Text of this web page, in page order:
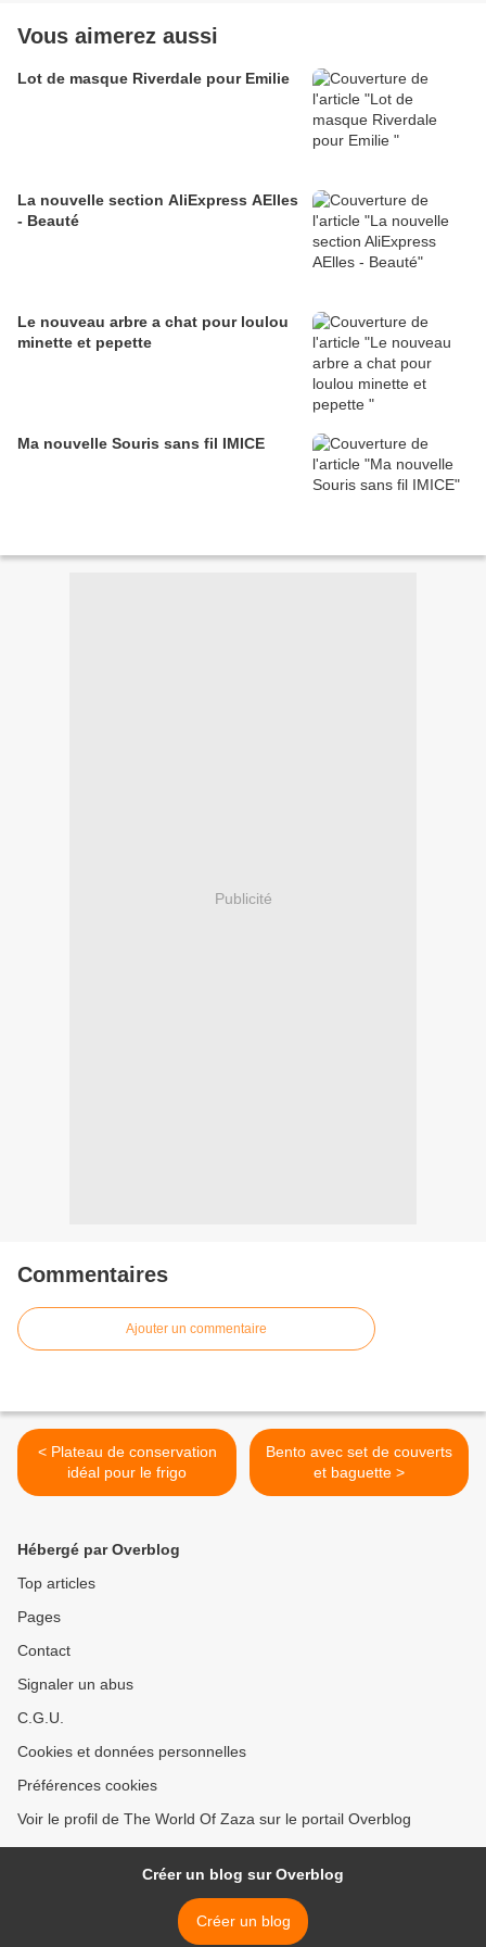
Vous aimerez aussi
Lot de masque Riverdale pour Emilie
La nouvelle section AliExpress AElles
- Beauté
Le nouveau arbre a chat pour loulou
minette et pepette
Ma nouvelle Souris sans fil IMICE
Publicité
Commentaires
Ajouter un commentaire
< Plateau de conservation
idéal pour le frigo
Bento avec set de couverts
et baguette >
Hébergé par Overblog
Top articles
Pages
Contact
Signaler un abus
C.G.U.
Cookies et données personnelles
Préférences cookies
Voir le profil de The World Of Zaza sur le portail Overblog
Créer un blog sur Overblog
Créer un blog